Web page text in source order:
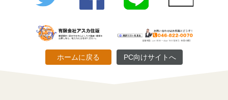
ホームに戻る PC向けサイトへ